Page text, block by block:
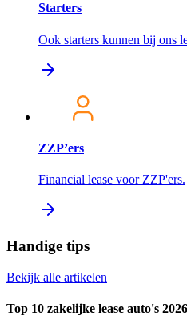
Starters
Ook starters kunnen bij ons
ZZP’ers
Financial lease voor ZZP'ers.
Handige tips
Bekijk alle artikelen
Top 10 zakelijke lease auto's 2026